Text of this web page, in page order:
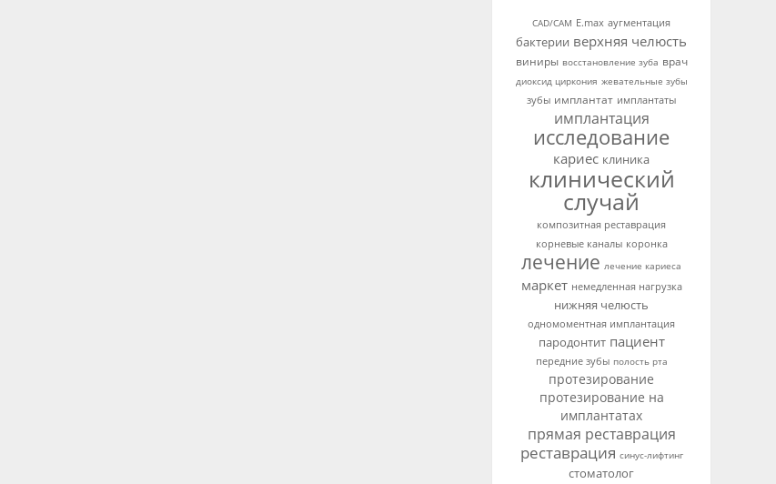
CAD/CAM E.max аугментация
бактерии верхняя челюсть
виниры восстановление зуба врач
диоксид циркония жевательные зубы
зубы имплантат имплантаты
имплантация
исследование
кариес клиника
клинический
случай
композитная реставрация
корневые каналы коронка
лечение лечение кариеса
маркет немедленная нагрузка
нижняя челюсть
одномоментная имплантация
пародонтит пациент
передние зубы полость рта
протезирование
протезирование на
имплантатах
прямая реставрация
реставрация синус-лифтинг
стоматолог